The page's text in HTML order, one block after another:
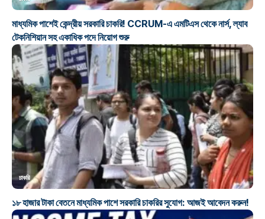
মাধ্যমিক পাশেই কেন্দ্রীয় সরকারি চাকরি! CCRUM-এ এমটিএস থেকে নার্স, ল্যাব
টেকনিশিয়ান সহ একাধিক পদে নিয়োগ শুরু
চাকরি
১৮ হাজার টাকা বেতনে মাধ্যমিক পাশে সরকারি চাকরির সুযোগ: আজই আবেদন করুন!